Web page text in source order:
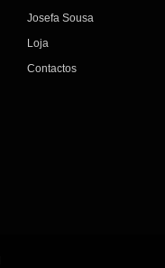
Josefa Sousa
Loja
Contactos